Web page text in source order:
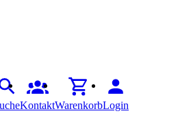
KontaktWarenkorbLogin